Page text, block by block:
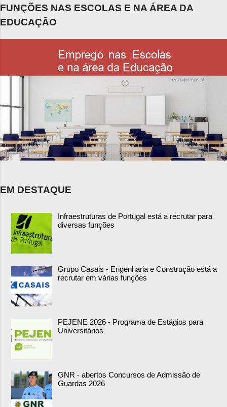
FUNÇÕES NAS ESCOLAS E NA ÁREA DA
EDUCAÇÃO
EM DESTAQUE
Infraestruturas de Portugal está a recrutar para
diversas funções
Grupo Casais - Engenharia e Construção está a
recrutar em várias funções
PEJENE 2026 - Programa de Estágios para
Universitários
GNR - abertos Concursos de Admissão de
Guardas 2026